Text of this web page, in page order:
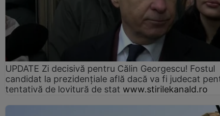
UPDATE Zi decisivă pentru Călin Georgescu! Fostul
candidat la prezidențiale află dacă va fi judecat
tentativă de lovitură de stat www.stirilekanald.ro